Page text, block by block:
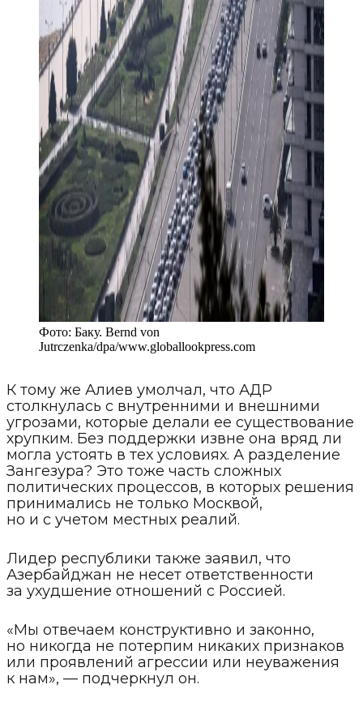
Фото: Баку. Bernd von
Jutrczenka/dpa/www.globallookpress.com
К тому же Алиев умолчал, что АДР
столкнулась с внутренними и внешними
угрозами, которые делали ее существование
хрупким. Без поддержки извне она вряд ли
могла устоять в тех условиях. А разделение
Зангезура? Это тоже часть сложных
политических процессов, в которых решения
принимались не только Москвой,
но и с учетом местных реалий.
Лидер республики также заявил, что
Азербайджан не несет ответственности
за ухудшение отношений с Россией.
«Мы отвечаем конструктивно и законно,
но никогда не потерпим никаких признаков
или проявлений агрессии или неуважения
к нам», — подчеркнул он.